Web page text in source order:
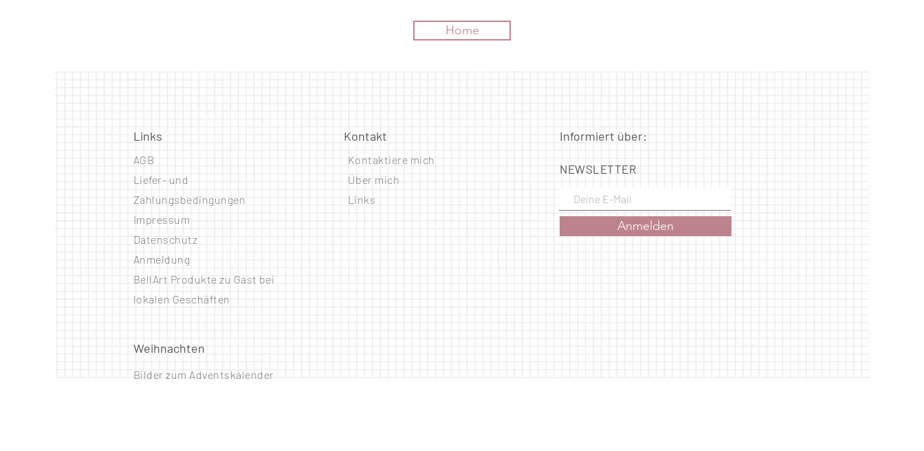
Home
Links
AGB
Liefer- und
Zahlungsbedingungen
Impressum
Datenschutz
Anmeldung
BellArt Produkte zu Gast bei
lokalen Geschäften
Kontakt
Kontaktiere mich
Über mich
Links
Informiert über:
NEWSLETTER
Anmelden
Weihnachten
Bilder zum Adventskalender